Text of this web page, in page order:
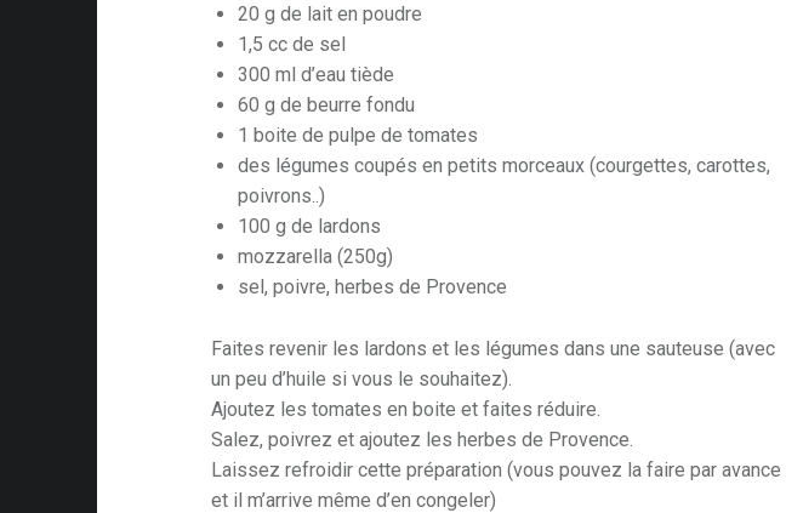
20 g de lait en poudre
1,5 cc de sel
300 ml d’eau tiède
60 g de beurre fondu
1 boite de pulpe de tomates
des légumes coupés en petits morceaux (courgettes, carottes,
poivrons..)
100 g de lardons
mozzarella (250g)
sel, poivre, herbes de Provence
Faites revenir les lardons et les légumes dans une sauteuse (avec
un peu d’huile si vous le souhaitez).
Ajoutez les tomates en boite et faites réduire.
Salez, poivrez et ajoutez les herbes de Provence.
Laissez refroidir cette préparation (vous pouvez la faire par avance
et il m’arrive même d’en congeler)